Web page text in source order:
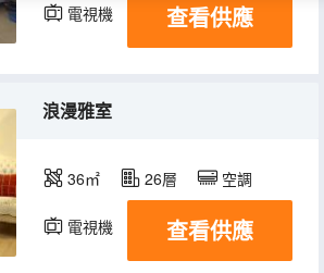
電視機 冰箱
查看供應
浪漫雅室
36㎡ 26層 空調
電視機 冰箱
查看供應